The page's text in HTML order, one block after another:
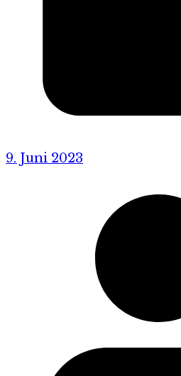
9. Juni 2023